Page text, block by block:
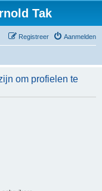
Tak
Aanmelden
Registreer
om profielen te